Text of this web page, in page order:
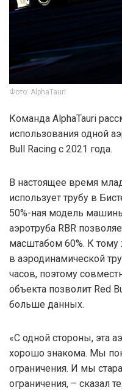
Фото: AlphaTauri
Команда AlphaTauri
использования одной
Bull Racing с 2021 года.
В настоящее время
использует трубу в
50%-ная модель
аэротруба RBR
масштабом 60%. К
в аэродинамической
часов, поэтому
объекта позволит Red
больше данных.
«С одной стороны, эта
хорошо знакома. Мы
ограничения. И мы
ограничения, – сказал